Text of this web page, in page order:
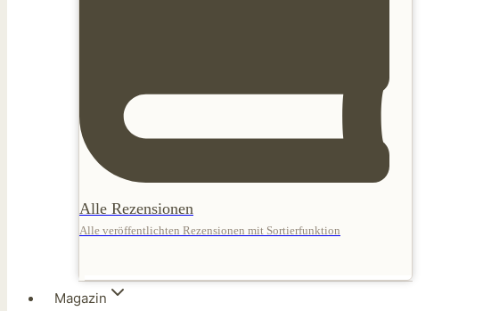
Alle Rezensionen
Alle veröffentlichten Rezensionen mit Sortierfunktion
Magazin